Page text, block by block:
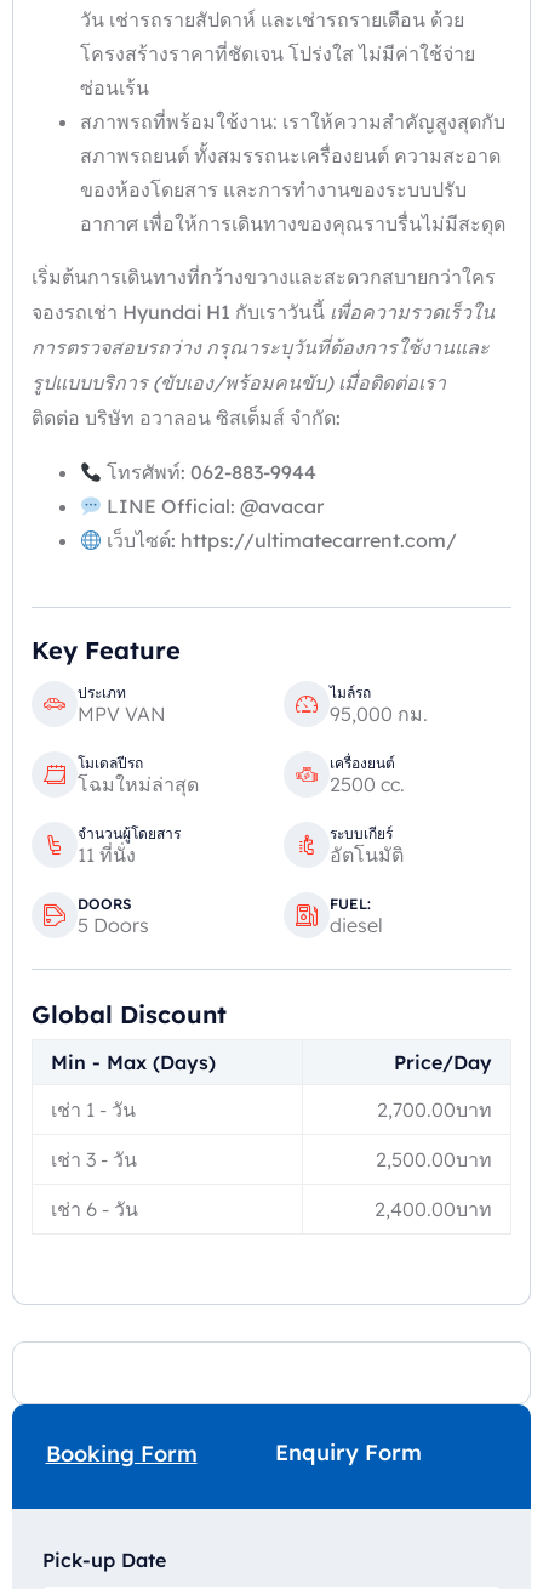
วัน เช่ารถรายสัปดาห์ และเช่ารถรายเดือน ด้วย
โครงสร้างราคาที่ชัดเจน โปร่งใส ไม่มีค่าใช้จ่าย
ซ่อนเร้น
สภาพรถที่พร้อมใช้งาน: เราให้ความสำคัญสูงสุดกับ
สภาพรถยนต์ ทั้งสมรรถนะเครื่องยนต์ ความสะอาด
ของห้องโดยสาร และการทำงานของระบบปรับ
อากาศ เพื่อให้การเดินทางของคุณราบรื่นไม่มีสะดุด
เริ่มต้นการเดินทางที่กว้างขวางและสะดวกสบายกว่าใคร
จองรถเช่า Hyundai H1 กับเราวันนี้ เพื่อความรวดเร็วใน
การตรวจสอบรถว่าง กรุณาระบุวันที่ต้องการใช้งานและ
รูปแบบบริการ (ขับเอง/พร้อมคนขับ) เมื่อติดต่อเรา
ติดต่อ บริษัท อวาลอน ซิสเต็มส์ จำกัด:
โทรศัพท์:062-883-9944
LINE Official: @avacar
เว็บไซต์: https://ultimatecarrent.com/
Key Feature
ประเภท
MPV VAN
ไมล์รถ
95,000 กม.
โมเดลปีรถ
โฉมใหม่ล่าสุด
เครื่องยนต์
2500 cc.
จำนวนผู้โดยสาร
11 ที่นั่ง
ระบบเกียร์
อัตโนมัติ
DOORS
5 Doors
FUEL:
diesel
Global Discount
Min - Max (Days)
Price/Day
เช่า 1 - วัน 2,700.00บาท
เช่า 3 - วัน 2,500.00บาท
เช่า 6 - วัน 2,400.00บาท
Booking Form Enquiry Form
Pick-up Date